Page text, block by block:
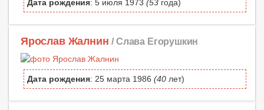
Дата рождения: 5 июля 1973 (53 года)
Ярослав Жалнин / Слава Егорушкин
Дата рождения: 25 марта 1986 (40 лет)